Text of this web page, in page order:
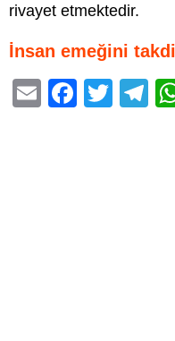
rivayet etmektedir.
İnsan emeğini
E
F
T
T